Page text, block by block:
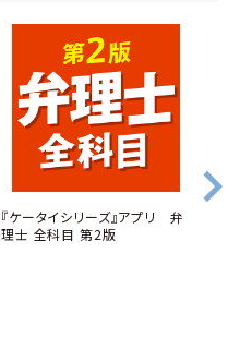
『ケータイシリーズ』アプリ 弁
理士 全科目 第2版